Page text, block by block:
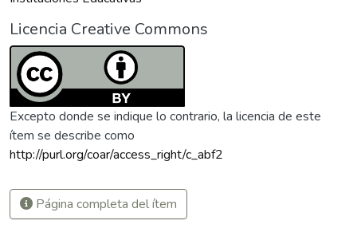
Licencia Creative Commons
Excepto donde se indique lo contrario, la licencia de este
ítem se describe como
http://purl.org/coar/access_right/c_abf2
Página completa del ítem